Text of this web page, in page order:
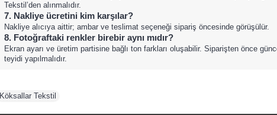
Tekstil’den alınmalıdır.
7. Nakliye ücretini kim karşılar?
Nakliye alıcıya aittir; ambar ve teslimat seçeneği sipariş öncesinde görüşülür.
8. Fotoğraftaki renkler birebir aynı mıdır?
Ekran ayarı ve üretim partisine bağlı ton farkları oluşabilir. Siparişten önce
teyidi yapılmalıdır.
Köksallar Tekstil